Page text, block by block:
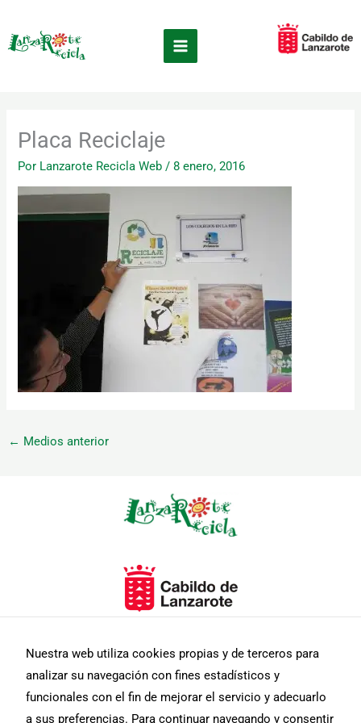
contenido
Placa Reciclaje
Por Lanzarote Recicla Web /8 enero, 2016
← Medios anterior
Nuestra web utiliza cookies propias y de terceros para
analizar su navegación con fines estadísticos y
funcionales con el fin de mejorar el servicio y adecuarlo
a sus preferencias. Para continuar navegando y consentir
Necesarias
Estas
opcionales.
Son
necesarias
web.
Estadísticas
Para que